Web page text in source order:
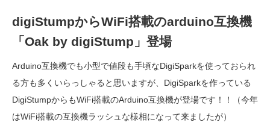
digiStumpからWiFi搭載のarduino互換機
「Oak by digiStump」登場
Arduino互換機でも小型で値段も手頃なDigiSparkを使っておられ
る方も多くいらっしゃると思いますが、DigiSparkを作っている
DigiStumpからもWiFi搭載のArduino互換機が登場です！！（今年
はWiFi搭載の互換機ラッシュな様相になって来ましたが）